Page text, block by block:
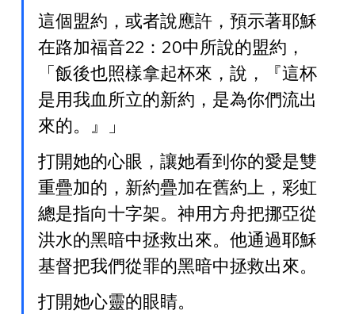
這個盟約，或者說應許，預示著耶穌
在路加福音22：20中所說的盟約，
「飯後也照樣拿起杯來，說，『這杯
是用我血所立的新約，是為你們流出
來的。』」
打開她的心眼，讓她看到你的愛是雙
重疊加的，新約疊加在舊約上，彩虹
總是指向十字架。神用方舟把挪亞從
洪水的黑暗中拯救出來。他通過耶穌
基督把我們從罪的黑暗中拯救出來。
打開她心靈的眼睛。